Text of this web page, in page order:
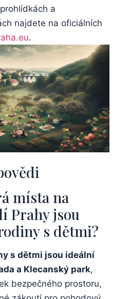
a
najdete⁣ na⁤ oficiálních
.
místa na
Prahy jsou
s dětmi?
‌s dětmi jsou ideální
a Klecanský park,
bezpečného‍ prostoru,